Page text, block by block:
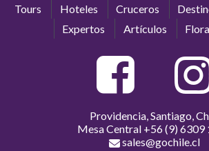
Tours Hoteles Cruceros
Expertos
Artículos
Providencia, Santiago,
Mesa Central +56 (9) 6309
sales@gochile.cl